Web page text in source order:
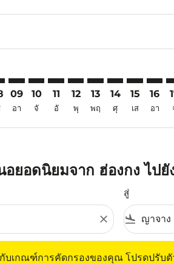
09
อา
10
จั
11
อั
12
พุ
13
พฤ
14
ศุ
15
เส
16
อา
อยอดนิยมจาก ฮ่องกง ไป
close
สู่
flight_land
บเกณฑ์การคัดกรองของคุณ โปรดปรับ